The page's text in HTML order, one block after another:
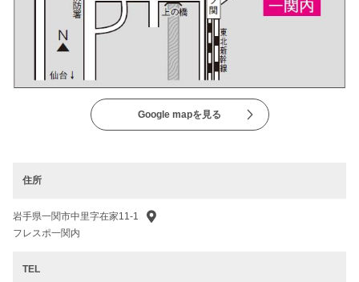
Google mapを見る
住所
岩手県一関市中里字在家11-1
フレスポ一関内
TEL